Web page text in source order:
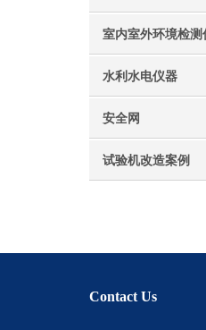
室内室外环境检测
水利水电仪器
安全网
试验机改造案例
Contact Us